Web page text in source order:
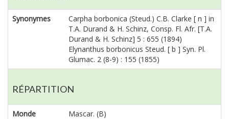
Synonymes
Carpha borbonica (Steud.) C.B. Clarke [ n ] in
T.A. Durand & H. Schinz, Consp. Fl. Afr. [T.A.
Durand & H. Schinz] 5 : 655 (1894)
Elynanthus borbonicus Steud. [ b ] Syn. Pl.
Glumac. 2 (8-9) : 155 (1855)
RÉPARTITION
Monde
Mascar. (B)